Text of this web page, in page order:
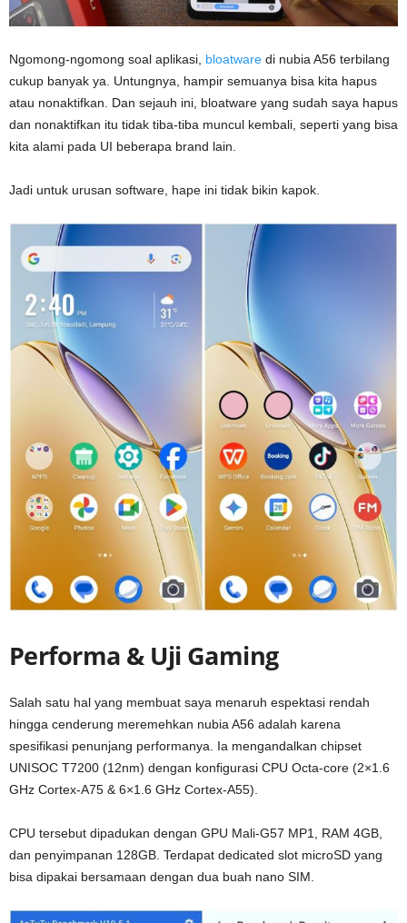
Ngomong-ngomong soal aplikasi, bloatware di nubia A56 terbilang
cukup banyak ya. Untungnya, hampir semuanya bisa kita hapus
atau nonaktifkan. Dan sejauh ini, bloatware yang sudah saya hapus
dan nonaktifkan itu tidak tiba-tiba muncul kembali, seperti yang bisa
kita alami pada UI beberapa brand lain.
Jadi untuk urusan software, hape ini tidak bikin kapok.
Performa & Uji Gaming
Salah satu hal yang membuat saya menaruh espektasi rendah
hingga cenderung meremehkan nubia A56 adalah karena
spesifikasi penunjang performanya. Ia mengandalkan chipset
UNISOC T7200 (12nm) dengan konfigurasi CPU Octa-core (2×1.6
GHz Cortex-A75 & 6×1.6 GHz Cortex-A55).
CPU tersebut dipadukan dengan GPU Mali-G57 MP1, RAM 4GB,
dan penyimpanan 128GB. Terdapat dedicated slot microSD yang
bisa dipakai bersamaan dengan dua buah nano SIM.